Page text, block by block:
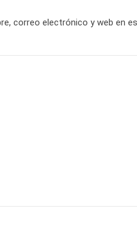
correo electrónico y web en